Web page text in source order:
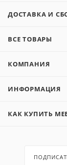
ДОСТАВКА И
ВСЕ ТОВАРЫ
КОМПАНИЯ
ИНФОРМАЦИЯ
КАК КУПИТЬ